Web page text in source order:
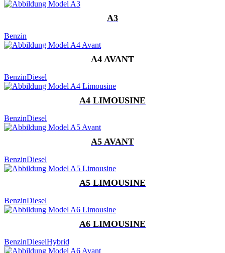
A3
Benzin
A4 AVANT
BenzinDiesel
A4 LIMOUSINE
BenzinDiesel
A5 AVANT
BenzinDiesel
A5 LIMOUSINE
BenzinDiesel
A6 LIMOUSINE
BenzinDieselHybrid